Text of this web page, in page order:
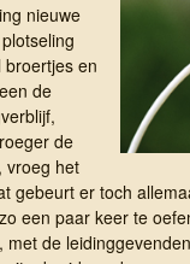
nieuwe
broertjes en
de
de
vroeg het
gebeurt er toch
een paar keer te
de